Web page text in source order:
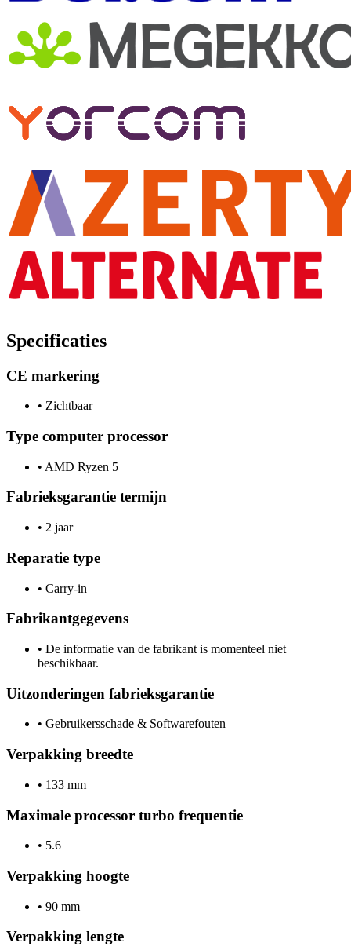
Specificaties
CE markering
• Zichtbaar
Type computer processor
• AMD Ryzen 5
Fabrieksgarantie termijn
• 2 jaar
Reparatie type
• Carry-in
Fabrikantgegevens
• De informatie van de fabrikant is momenteel niet
beschikbaar.
Uitzonderingen fabrieksgarantie
• Gebruikersschade & Softwarefouten
Verpakking breedte
• 133 mm
Maximale processor turbo frequentie
• 5.6
Verpakking hoogte
• 90 mm
Verpakking lengte